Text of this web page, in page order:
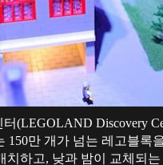
(LEGOLAND Discovery
150만 개가 넘는 레고블록
하고, 낮과 밤이 교체되